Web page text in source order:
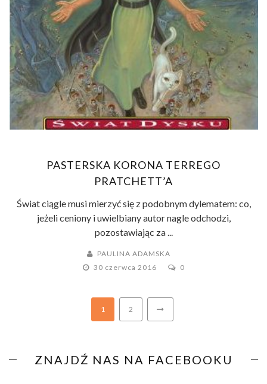
PASTERSKA KORONA TERREGO
PRATCHETT’A
Świat ciągle musi mierzyć się z podobnym dylematem: co,
jeżeli ceniony i uwielbiany autor nagle odchodzi,
pozostawiając za ...
PAULINA ADAMSKA
30 czerwca 2016
0
1 2
ZNAJDŹ NAS NA FACEBOOKU